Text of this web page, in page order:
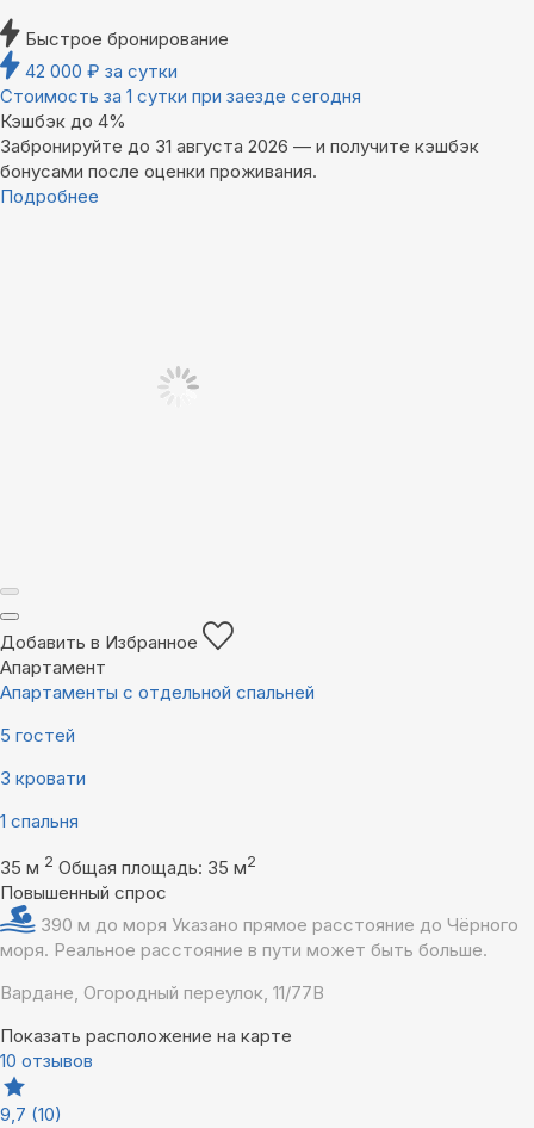
Быстрое бронирование
42 000 ₽ за сутки
Стоимость за 1 сутки при заезде сегодня
Кэшбэк до 4%
Забронируйте до 31 августа 2026 — и получите кэшбэк
бонусами после оценки проживания.
Подробнее
Добавить в Избранное
Апартамент
Апартаменты с отдельной спальней
5 гостей
3 кровати
1 спальня
35 м 2 Общая площадь: 35 м2
Повышенный спрос
390 м до моря Указано прямое расстояние до Чёрного
моря. Реальное расстояние в пути может быть больше.
Вардане, Огородный переулок, 11/77В
Показать расположение на карте
10 отзывов
9,7 (10)